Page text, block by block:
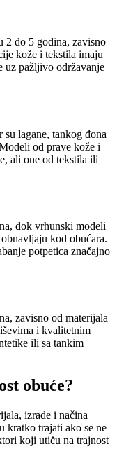
2 do 5 godina, zavisno
kože i tekstila imaju
uz pažljivo održavanje
lagane, tankog đona
od prave kože i
ali one od tekstila ili
dok vrhunski modeli
kod obućara.
potpetica značajno
zavisno od materijala
i kvalitetnim
ili sa tankim
obuće?
izrade i načina
kratko trajati ako se ne
koji utiču na trajnost